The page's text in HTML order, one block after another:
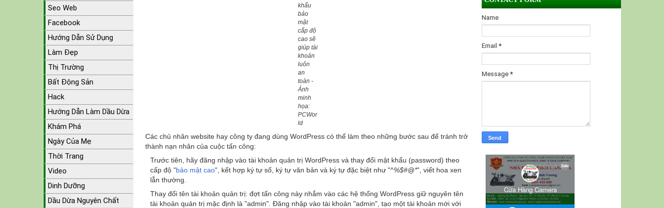
khẩu
bảo
mật
cấp độ
cao sẽ
giúp tài
khoản
luôn
an
toàn -
Ảnh
minh
họa:
PCWor
ld
Các chủ nhân website hay công ty đang dùng WordPress có thể làm theo những bước sau để tránh trở
thành nạn nhân của cuộc tấn công:
Trước tiên, hãy đăng nhập vào tài khoản quản trị WordPress và thay đổi mật khẩu (password) theo
cấp độ "bảo mật cao", kết hợp ký tự số, ký tự văn bản và ký tự đặc biệt như "^%$#@*", viết hoa xen
lẫn thường.
Thay đổi tên tài khoản quản trị: đợt tấn công này nhắm vào các hệ thống WordPress giữ nguyên tên
tài khoản quản trị mặc định là "admin". Đăng nhập vào tài khoản "admin", tạo một tài khoản mới với
Seo Web
Facebook
Hướng Dẫn Sử Dụng
Làm Đẹp
Thị Trường
Bất Động Sản
Hack
Hướng Dẫn Làm Dầu Dừa
Khám Phá
Ngày Của Mẹ
Thời Trang
Video
Dinh Dưỡng
Dầu Dừa Nguyên Chất
Name
Email *
Message *